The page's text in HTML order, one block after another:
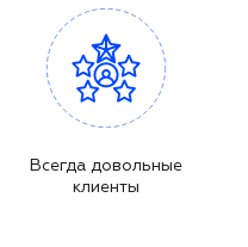
Всегда довольные
клиенты